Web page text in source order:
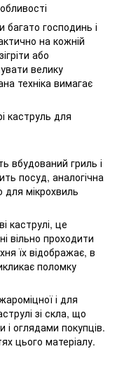
багато господинь і
на кожній
або
велику
техніка вимагає
каструль для
вбудований гриль і
посуд, аналогічна
для мікрохвиль
каструлі, це
вільно проходити
їх відображає, в
поломку
і для
зі скла, що
і оглядами покупців.
цього матеріалу.